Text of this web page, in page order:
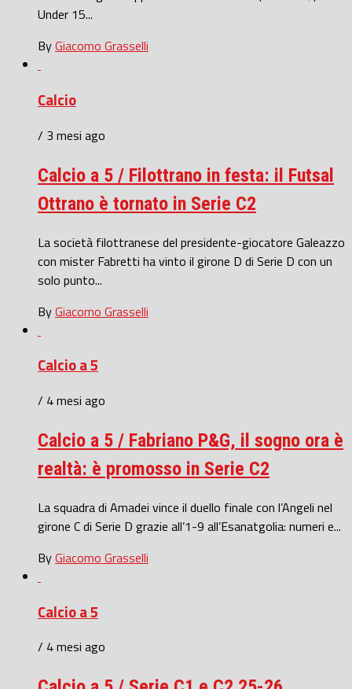
Under 15...
ByGiacomo Grasselli
Calcio
/ 3 mesi ago
Calcio a 5 / Filottrano in festa: il Futsal
Ottrano è tornato in Serie C2
La società filottranese del presidente-giocatore Galeazzo
con mister Fabretti ha vinto il girone D di Serie D con un
solo punto...
ByGiacomo Grasselli
Calcio a 5
/ 4 mesi ago
Calcio a 5 / Fabriano P&G, il sogno ora è
realtà: è promosso in Serie C2
La squadra di Amadei vince il duello finale con l’Angeli nel
girone C di Serie D grazie all’1-9 all’Esanatgolia: numeri e...
ByGiacomo Grasselli
Calcio a 5
/ 4 mesi ago